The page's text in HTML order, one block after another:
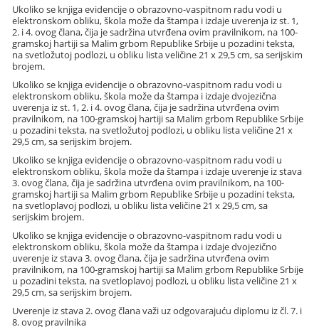
Ukoliko se knjiga evidencije o obrazovno-vaspitnom radu vodi u
elektronskom obliku, škola može da štampa i izdaje uverenja iz st. 1,
2. i 4. ovog člana, čija je sadržina utvrđena ovim pravilnikom, na 100-
gramskoj hartiji sa Malim grbom Republike Srbije u pozadini teksta,
na svetložutoj podlozi, u obliku lista veličine 21 x 29,5 cm, sa serijskim
brojem.
Ukoliko se knjiga evidencije o obrazovno-vaspitnom radu vodi u
elektronskom obliku, škola može da štampa i izdaje dvojezična
uverenja iz st. 1, 2. i 4. ovog člana, čija je sadržina utvrđena ovim
pravilnikom, na 100-gramskoj hartiji sa Malim grbom Republike Srbije
u pozadini teksta, na svetložutoj podlozi, u obliku lista veličine 21 x
29,5 cm, sa serijskim brojem.
Ukoliko se knjiga evidencije o obrazovno-vaspitnom radu vodi u
elektronskom obliku, škola može da štampa i izdaje uverenje iz stava
3. ovog člana, čija je sadržina utvrđena ovim pravilnikom, na 100-
gramskoj hartiji sa Malim grbom Republike Srbije u pozadini teksta,
na svetloplavoj podlozi, u obliku lista veličine 21 x 29,5 cm, sa
serijskim brojem.
Ukoliko se knjiga evidencije o obrazovno-vaspitnom radu vodi u
elektronskom obliku, škola može da štampa i izdaje dvojezično
uverenje iz stava 3. ovog člana, čija je sadržina utvrđena ovim
pravilnikom, na 100-gramskoj hartiji sa Malim grbom Republike Srbije
u pozadini teksta, na svetloplavoj podlozi, u obliku lista veličine 21 x
29,5 cm, sa serijskim brojem.
Uverenje iz stava 2. ovog člana važi uz odgovarajuću diplomu iz čl. 7. i
8. ovog pravilnika